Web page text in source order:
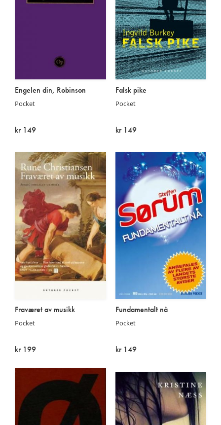
Engelen din, Robinson
Pocket
kr 149
Falsk pike
Pocket
kr 149
Fraværet av musikk
Pocket
kr 199
Fundamentalt nå
Pocket
kr 149